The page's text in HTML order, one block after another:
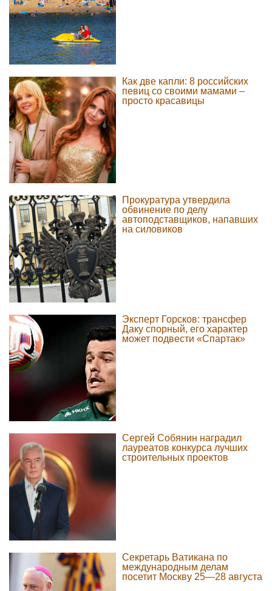
Как две капли: 8 российских
певиц со своими мамами –
просто красавицы
Прокуратура утвердила
обвинение по делу
автоподставщиков, напавших
на силовиков
Эксперт Горсков: трансфер
Даку спорный, его характер
может подвести «Спартак»
Сергей Собянин наградил
лауреатов конкурса лучших
строительных проектов
Секретарь Ватикана по
международным делам
посетит Москву 25—28 августа